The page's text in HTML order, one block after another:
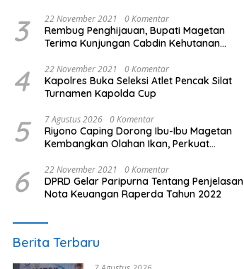
3 22 November 2021 0 Komentar
Rembug Penghijauan, Bupati Magetan
Terima Kunjungan Cabdin Kehutanan
4 22 November 2021 0 Komentar
Kapolres Buka Seleksi Atlet Pencak Silat
Turnamen Kapolda Cup
5 7 Agustus 2026 0 Komentar
Riyono Caping Dorong Ibu-Ibu Magetan
Kembangkan Olahan Ikan, Perkuat
6 22 November 2021 0 Komentar
DPRD Gelar Paripurna Tentang Penjelasan
Nota Keuangan Raperda Tahun 2022
Berita Terbaru